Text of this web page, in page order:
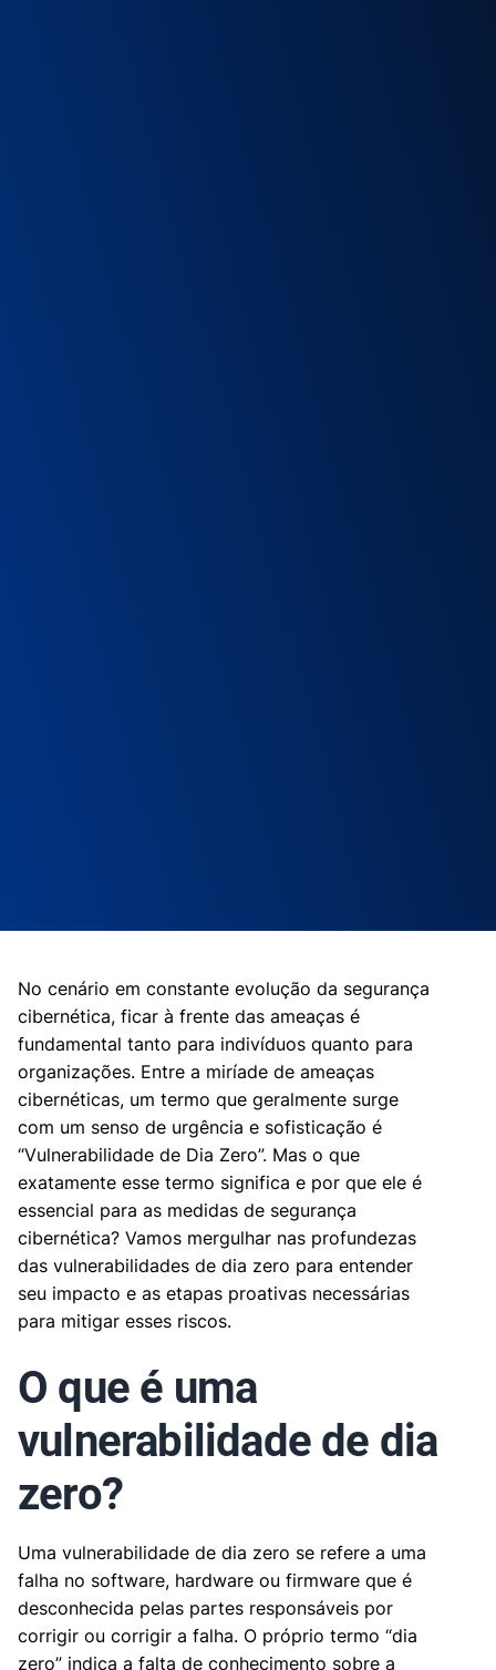
No cenário em constante evolução da segurança
cibernética, ficar à frente das ameaças é
fundamental tanto para indivíduos quanto para
organizações. Entre a miríade de ameaças
cibernéticas, um termo que geralmente surge
com um senso de urgência e sofisticação é
“Vulnerabilidade de Dia Zero”. Mas o que
exatamente esse termo significa e por que ele é
essencial para as medidas de segurança
cibernética? Vamos mergulhar nas profundezas
das vulnerabilidades de dia zero para entender
seu impacto e as etapas proativas necessárias
para mitigar esses riscos.
O que é uma
vulnerabilidade de dia
zero?
Uma vulnerabilidade de dia zero se refere a uma
falha no software, hardware ou firmware que é
desconhecida pelas partes responsáveis por
corrigir ou corrigir a falha. O próprio termo “dia
zero” indica a falta de conhecimento sobre a